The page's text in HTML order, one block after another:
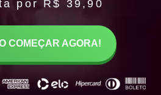
por R$ 39,90
COMEÇAR AGORA!